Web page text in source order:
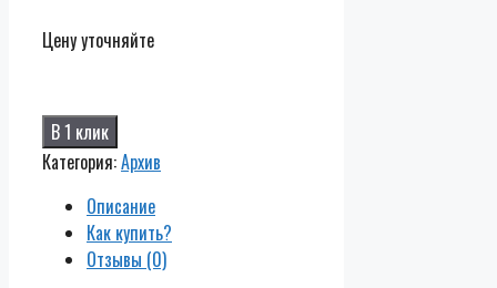
Цену уточняйте
В 1 клик
Категория:Архив
Описание
Как купить?
Отзывы (0)